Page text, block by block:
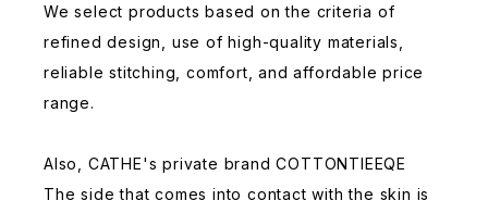
We select products based on the criteria of
refined design, use of high-quality materials,
reliable stitching, comfort, and affordable price
range.
Also, CATHE's private brand COTTONTIEEQE
The side that comes into contact with the skin is